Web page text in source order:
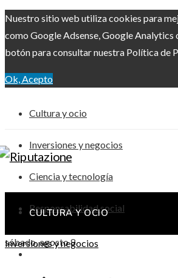
Nuestro sitio web utiliza cookies para
como Google Adsense, Google
botón para consultar nuestra Política de
Ok, Acepto
Cultura y ocio
Inversiones y negocios
Ciencia y tecnología
Responsabilidad social
sábado, agosto 8
CULTURA Y OCIO
Inversiones y negocios